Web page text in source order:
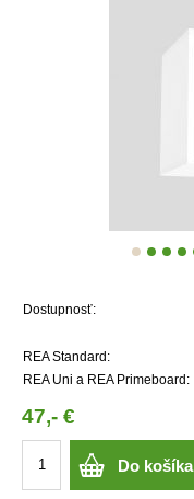
Dostupnosť:
REA Standard:
REA Uni a REA Primeboard:
47,- €
Do košíka